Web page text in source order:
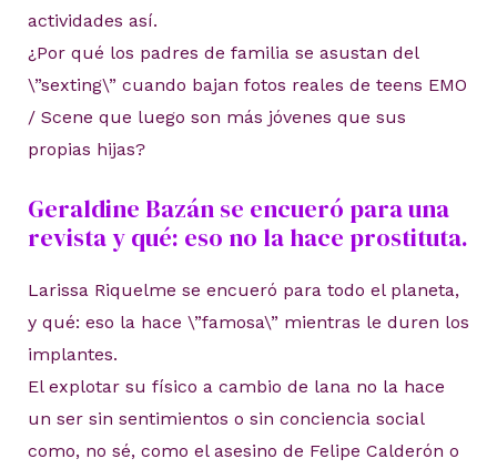
actividades así.
¿Por qué los padres de familia se asustan del
\”sexting\” cuando bajan fotos reales de teens EMO
/ Scene que luego son más jóvenes que sus
propias hijas?
Geraldine Bazán se encueró para una
revista y qué: eso no la hace prostituta.
Larissa Riquelme se encueró para todo el planeta,
y qué: eso la hace \”famosa\” mientras le duren los
implantes.
El explotar su físico a cambio de lana no la hace
un ser sin sentimientos o sin conciencia social
como, no sé, como el asesino de Felipe Calderón o